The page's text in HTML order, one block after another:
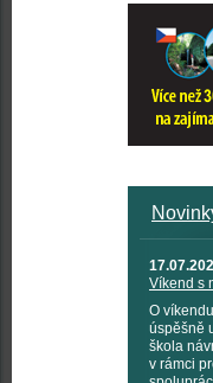
Víkend s
O
úspěšně
škola
v rámci